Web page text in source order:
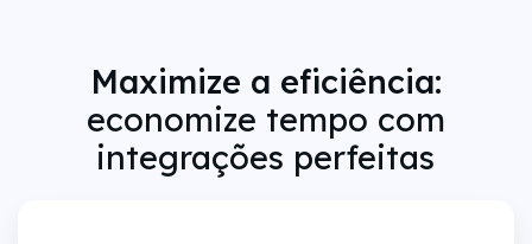
Maximize a eficiência:
economize tempo com
integrações perfeitas